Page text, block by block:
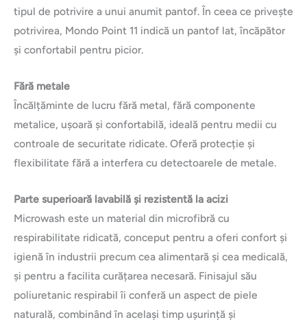
tipul de potrivire a unui anumit pantof. În ceea ce privește
potrivirea, Mondo Point 11 indică un pantof lat, încăpător
și confortabil pentru picior.
Fără metale
Încălțăminte de lucru fără metal, fără componente
metalice, ușoară și confortabilă, ideală pentru medii cu
controale de securitate ridicate. Oferă protecție și
flexibilitate fără a interfera cu detectoarele de metale.
Parte superioară lavabilă și rezistentă la acizi
Microwash este un material din microfibră cu
respirabilitate ridicată, conceput pentru a oferi confort și
igienă în industrii precum cea alimentară și cea medicală,
și pentru a facilita curățarea necesară. Finisajul său
poliuretanic respirabil îi conferă un aspect de piele
naturală, combinând în același timp ușurință și